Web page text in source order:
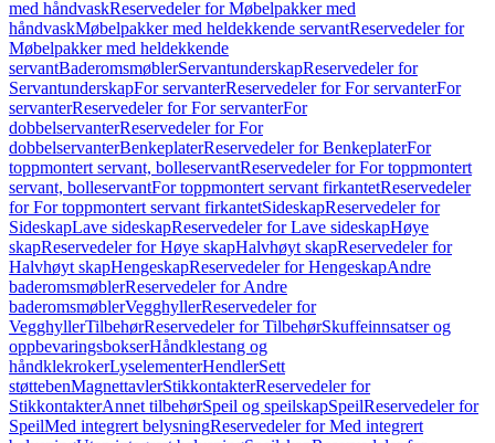
med håndvaskReservedeler for Møbelpakker med
håndvaskMøbelpakker med heldekkende servantReservedeler for
Møbelpakker med heldekkende
servantBaderomsmøblerServantunderskapReservedeler for
ServantunderskapFor servanterReservedeler for For servanterFor
servanterReservedeler for For servanterFor
dobbelservanterReservedeler for For
dobbelservanterBenkeplaterReservedeler for BenkeplaterFor
toppmontert servant, bolleservantReservedeler for For toppmontert
servant, bolleservantFor toppmontert servant firkantetReservedeler
for For toppmontert servant firkantetSideskapReservedeler for
SideskapLave sideskapReservedeler for Lave sideskapHøye
skapReservedeler for Høye skapHalvhøyt skapReservedeler for
Halvhøyt skapHengeskapReservedeler for HengeskapAndre
baderomsmøblerReservedeler for Andre
baderomsmøblerVegghyllerReservedeler for
VegghyllerTilbehørReservedeler for TilbehørSkuffeinnsatser og
oppbevaringsbokserHåndklestang og
håndklekrokerLyselementerHendlerSett
støttebenMagnettavlerStikkontakterReservedeler for
StikkontakterAnnet tilbehørSpeil og speilskapSpeilReservedeler for
SpeilMed integrert belysningReservedeler for Med integrert